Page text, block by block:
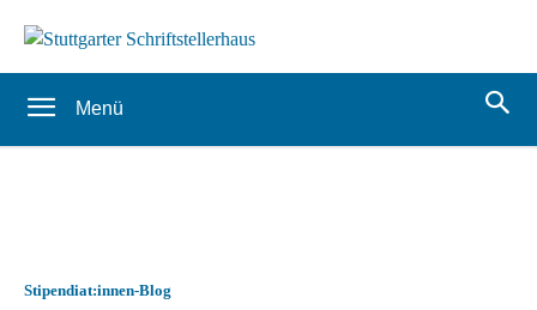
Menü
Stipendiat:innen-Blog